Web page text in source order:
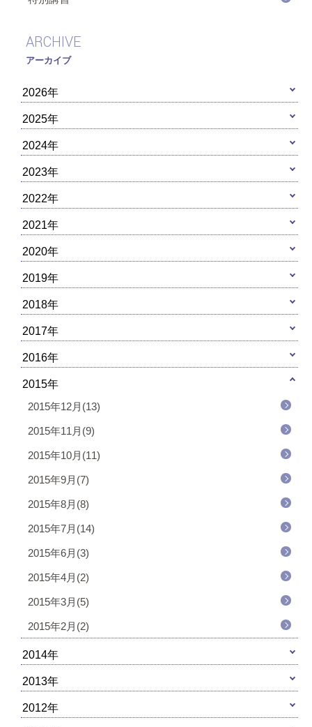
ARCHIVE
アーカイブ
2026年
2025年
2024年
2023年
2022年
2021年
2020年
2019年
2018年
2017年
2016年
2015年
2015年12月(13)
2015年11月(9)
2015年10月(11)
2015年9月(7)
2015年8月(8)
2015年7月(14)
2015年6月(3)
2015年4月(2)
2015年3月(5)
2015年2月(2)
2014年
2013年
2012年